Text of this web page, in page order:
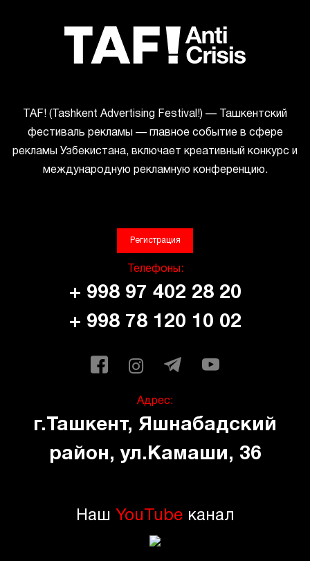
ТАF! (Tashkent Advertising Festival!) — Ташкентский
фестиваль рекламы — главное событие в сфере
рекламы Узбекистана, включает креативный конкурс и
международную рекламную конференцию.
Регистрация
Телефоны:
+ 998 97 402 28 20
+ 998 78 120 10 02
Адрес:
г.Ташкент, Яшнабадский
район, ул.Камаши, 36
Наш YouTube канал